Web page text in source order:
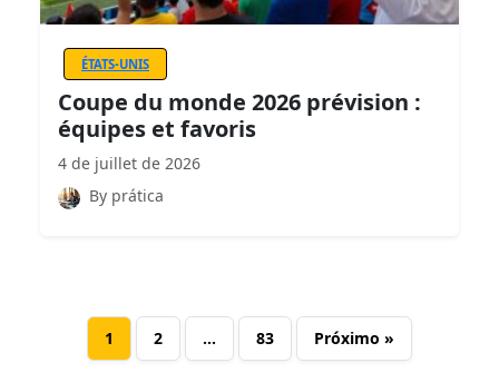
ÉTATS-UNIS
Coupe du monde 2026 prévision :
équipes et favoris
4 de juillet de 2026
By prática
1 2 … 83 Próximo »